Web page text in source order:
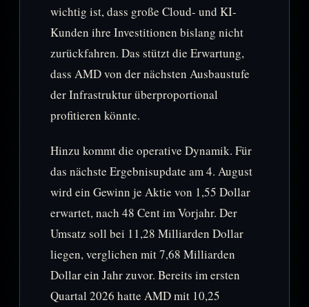
wichtig ist, dass große Cloud- und KI-
Kunden ihre Investitionen bislang nicht
zurückfahren. Das stützt die Erwartung,
dass AMD von der nächsten Ausbaustufe
der Infrastruktur überproportional
profitieren könnte.
Hinzu kommt die operative Dynamik. Für
das nächste Ergebnisupdate am 4. August
wird ein Gewinn je Aktie von 1,55 Dollar
erwartet, nach 48 Cent im Vorjahr. Der
Umsatz soll bei 11,28 Milliarden Dollar
liegen, verglichen mit 7,68 Milliarden
Dollar ein Jahr zuvor. Bereits im ersten
Quartal 2026 hatte AMD mit 10,25